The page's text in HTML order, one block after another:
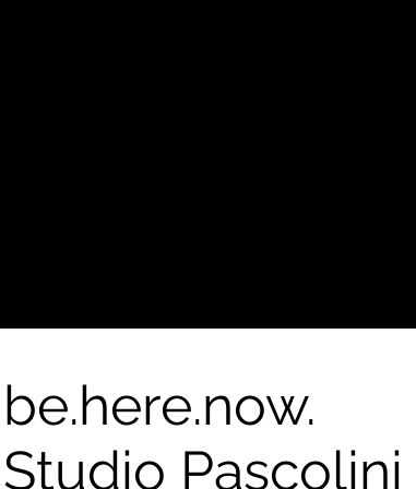
be.here.now.
Studio Pascolini